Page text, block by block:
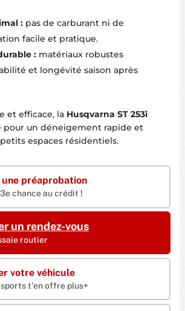
: pas de carburant ni de
facile et pratique.
: matériaux robustes
et longévité saison après
et efficace, la Husqvarna ST 253i
pour un déneigement rapide et
espaces résidentiels.
préaprobation
3e chance au crédit !
un rendez-vous
routier
votre véhicule
t'en offre plus+